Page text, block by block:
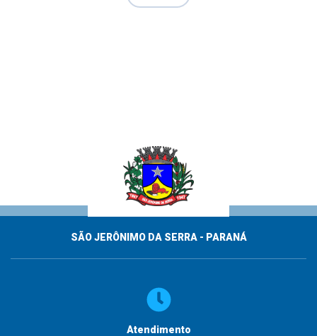
SÃO JERÔNIMO DA SERRA - PARANÁ
Atendimento